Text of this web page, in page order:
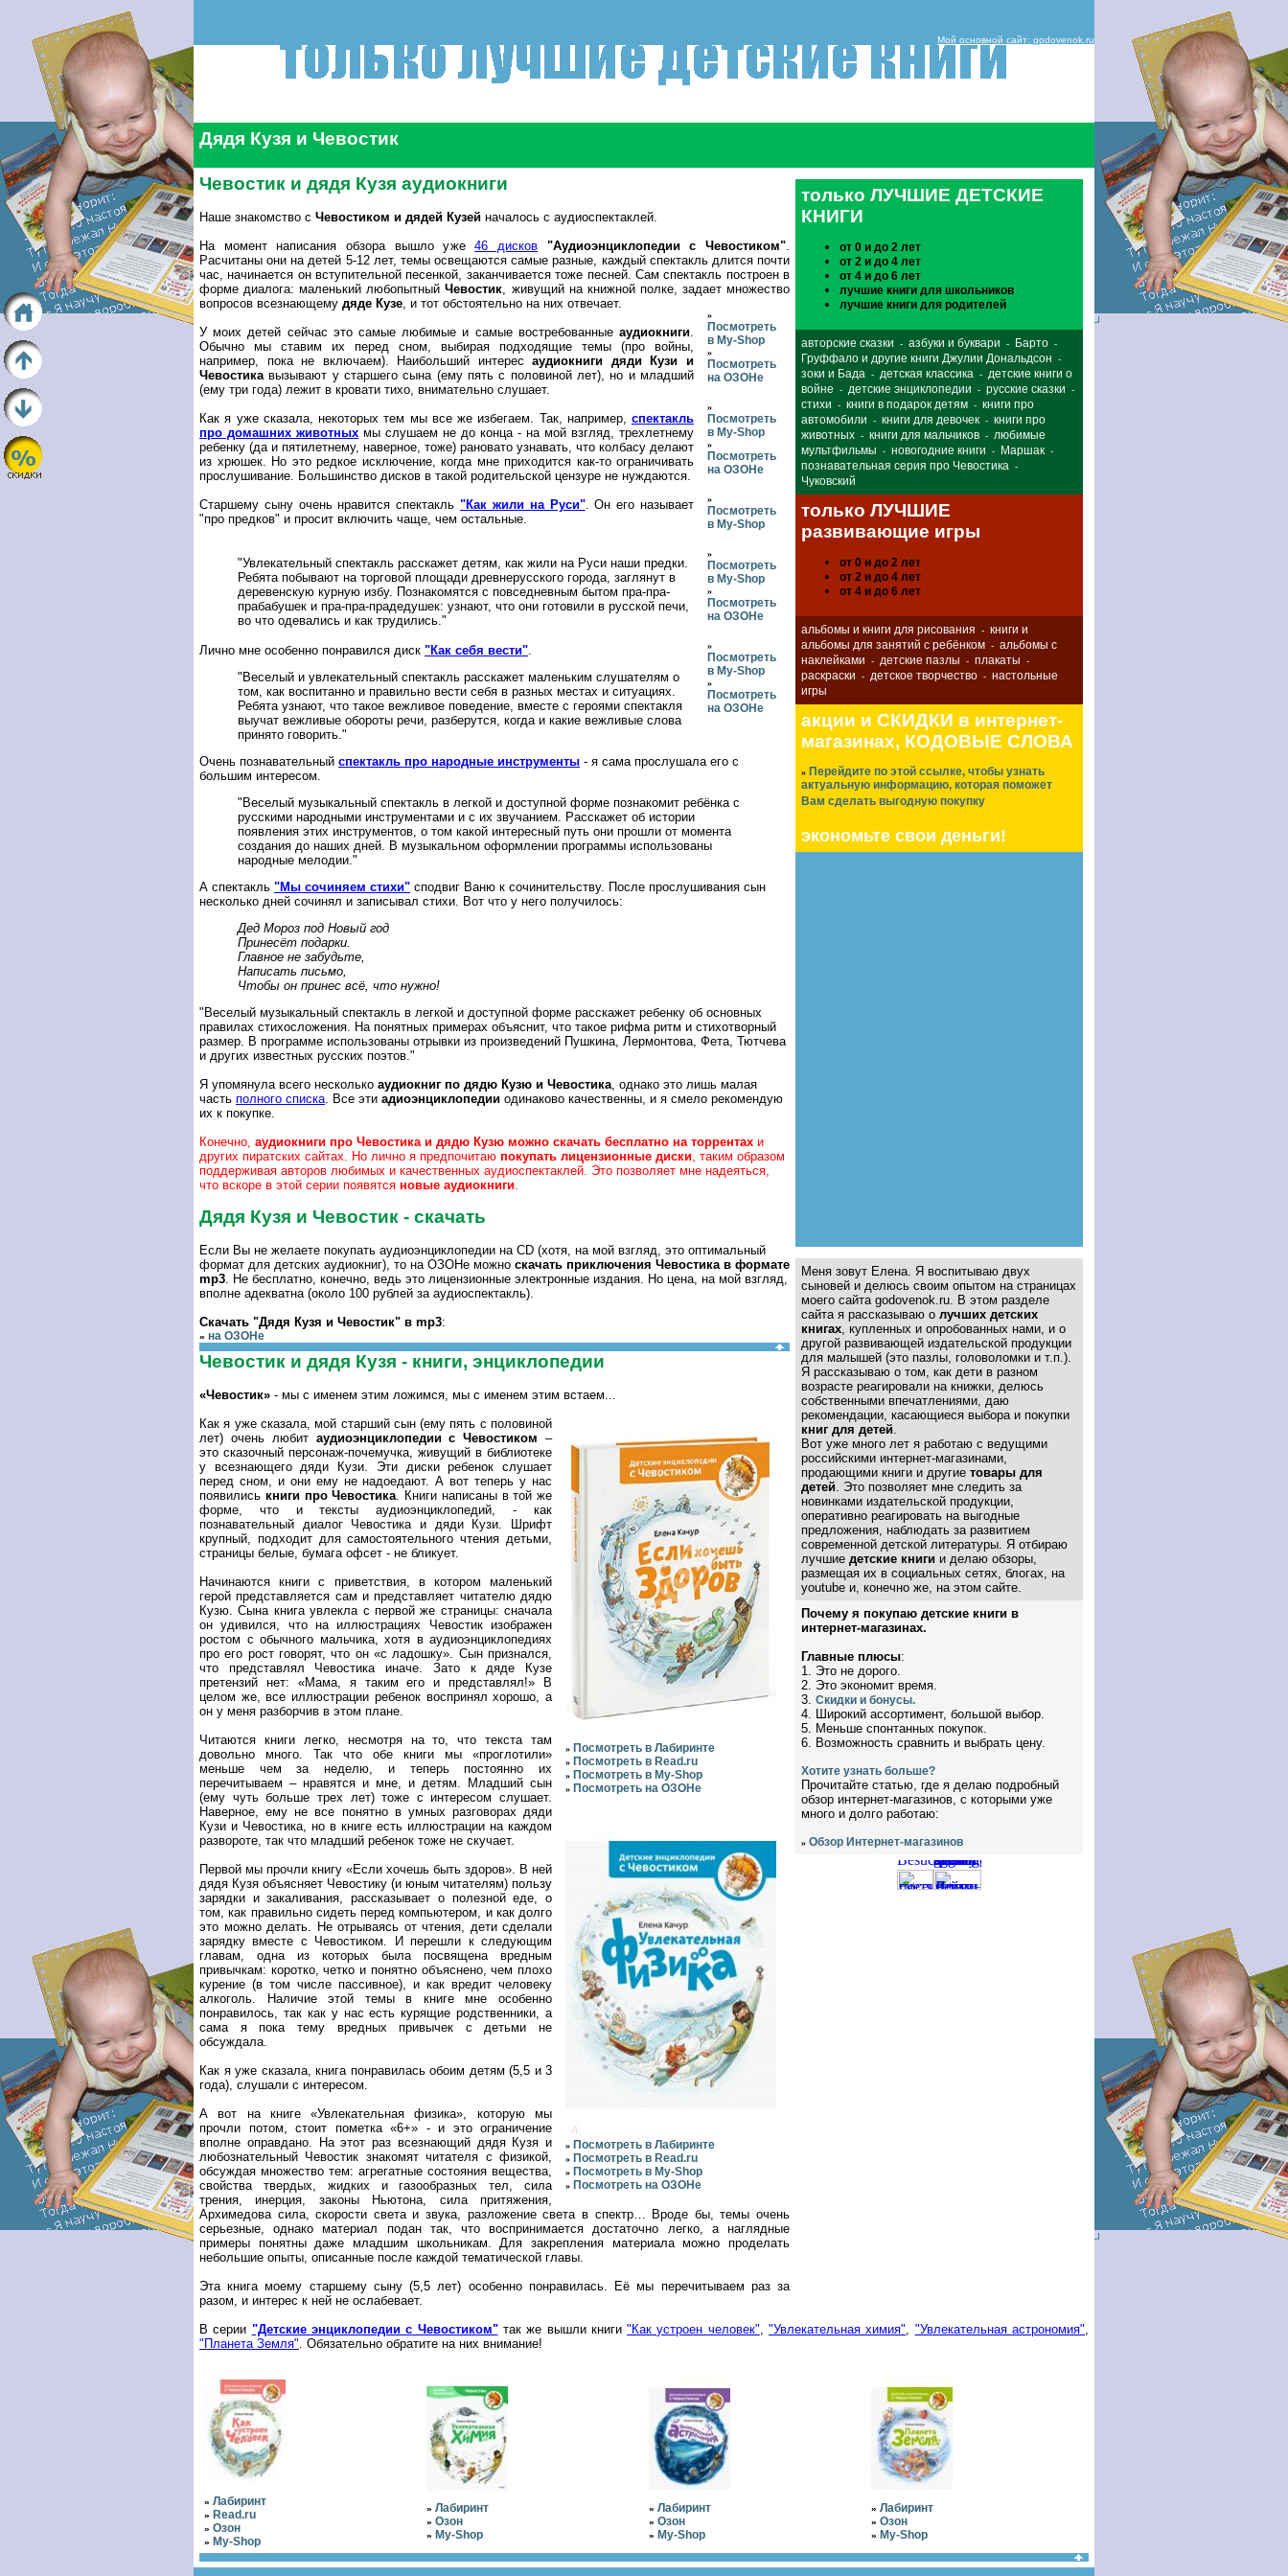
Мой основной сайт: godovenok.ru
Дядя Кузя и Чевостик
только ЛУЧШИЕ ДЕТСКИЕ
КНИГИ
от 0 и до 2 лет
от 2 и до 4 лет
от 4 и до 6 лет
лучшие книги для школьников
лучшие книги для родителей
авторские сказки - азбуки и буквари - Барто -
Груффало и другие книги Джулии Дональдсон -
зоки и Бада - детская классика - детские книги о
войне - детские энциклопедии - русские сказки -
стихи - книги в подарок детям - книги про
автомобили - книги для девочек - книги про
животных - книги для мальчиков - любимые
мультфильмы - новогодние книги - Маршак -
познавательная серия про Чевостика -
Чуковский
только ЛУЧШИЕ
развивающие игры
от 0 и до 2 лет
от 2 и до 4 лет
от 4 и до 6 лет
альбомы и книги для рисования - книги и
альбомы для занятий с ребёнком - альбомы с
наклейками - детские пазлы - плакаты -
раскраски - детское творчество - настольные
игры
акции и СКИДКИ в интернет-
магазинах, КОДОВЫЕ СЛОВА
» Перейдите по этой ссылке, чтобы узнать
актуальную информацию, которая поможет
Вам сделать выгодную покупку
экономьте свои деньги!
Меня зовут Елена. Я воспитываю двух
сыновей и делюсь своим опытом на страницах
моего сайта godovenok.ru. В этом разделе
сайта я рассказываю о лучших детских
книгах, купленных и опробованных нами, и о
другой развивающей издательской продукции
для малышей (это пазлы, головоломки и т.п.).
Я рассказываю о том, как дети в разном
возрасте реагировали на книжки, делюсь
собственными впечатлениями, даю
рекомендации, касающиеся выбора и покупки
книг для детей.
Вот уже много лет я работаю с ведущими
российскими интернет-магазинами,
продающими книги и другие товары для
детей. Это позволяет мне следить за
новинками издательской продукции,
оперативно реагировать на выгодные
предложения, наблюдать за развитием
современной детской литературы. Я отбираю
лучшие детские книги и делаю обзоры,
размещая их в социальных сетях, блогах, на
youtube и, конечно же, на этом сайте.
Почему я покупаю детские книги в
интернет-магазинах.
Главные плюсы:
1. Это не дорого.
2. Это экономит время.
3. Скидки и бонусы.
4. Широкий ассортимент, большой выбор.
5. Меньше спонтанных покупок.
6. Возможность сравнить и выбрать цену.
Хотите узнать больше?
Прочитайте статью, где я делаю подробный
обзор интернет-магазинов, с которыми уже
много и долго работаю:
» Обзор Интернет-магазинов
Чевостик и дядя Кузя аудиокниги
Наше знакомство с Чевостиком и дядей Кузей началось с аудиоспектаклей.
На момент написания обзора вышло уже46 дисков "Аудиоэнциклопедии с Чевостиком".
Расчитаны они на детей 5-12 лет, темы освещаются самые разные, каждый спектакль длится почти
час, начинается он вступительной песенкой, заканчивается тоже песней. Сам спектакль построен в
форме диалога: маленький любопытныйЧевостик, живущий на книжной полке, задает множество
вопросов всезнающему дяде Кузе, и тот обстоятельно на них отвечает.
»
Посмотреть
в My-Shop
»
Посмотреть
на ОЗОНе
»
Посмотреть
в My-Shop
»
Посмотреть
на ОЗОНе
»
Посмотреть
в My-Shop
»
Посмотреть
в My-Shop
»
Посмотреть
на ОЗОНе
»
Посмотреть
в My-Shop
»
Посмотреть
на ОЗОНе
У моих детей сейчас это самые любимые и самые востребованные аудиокниги.
Обычно мы ставим их перед сном, выбирая подходящие темы (про войны,
например, пока не включаем). Наибольший интересаудиокниги дяди Кузи и
Чевостикавызывают у старшего сына (ему пять с половиной лет), но и младший
(ему три года) лежит в кровати тихо, внимательно слушает.
Как я уже сказала, некоторых тем мы все же избегаем. Так, например, спектакль
про домашних животных мы слушаем не до конца - на мой взгляд, трехлетнему
ребенку (да и пятилетнему, наверное, тоже) рановато узнавать, что колбасу делают
из хрюшек. Но это редкое исключение, когда мне приходится как-то ограничивать
прослушивание. Большинство дисков в такой родительской цензуре не нуждаются.
Старшему сыну очень нравится спектакль"Как жили на Руси". Он его называет
"про предков" и просит включить чаще, чем остальные.
"Увлекательный спектакль расскажет детям, как жили на Руси наши предки.
Ребята побывают на торговой площади древнерусского города, заглянут в
деревенскую курную избу. Познакомятся с повседневным бытом пра-пра-
прабабушек и пра-пра-прадедушек: узнают, что они готовили в русской печи,
во что одевались и как трудились."
Лично мне особенно понравился диск "Как себя вести".
"Веселый и увлекательный спектакль расскажет маленьким слушателям о
том, как воспитанно и правильно вести себя в разных местах и ситуациях.
Ребята узнают, что такое вежливое поведение, вместе с героями спектакля
выучат вежливые обороты речи, разберутся, когда и какие вежливые слова
принято говорить."
Очень познавательный спектакль про народные инструменты - я сама прослушала его с
большим интересом.
"Веселый музыкальный спектакль в легкой и доступной форме познакомит ребёнка с
русскими народными инструментами и с их звучанием. Расскажет об истории
появления этих инструментов, о том какой интересный путь они прошли от момента
создания до наших дней. В музыкальном оформлении программы использованы
народные мелодии."
А спектакль "Мы сочиняем стихи" сподвиг Ваню к сочинительству. После прослушивания сын
несколько дней сочинял и записывал стихи. Вот что у него получилось:
Дед Мороз под Новый год
Принесёт подарки.
Главное не забудьте,
Написать письмо,
Чтобы он принес всё, что нужно!
"Веселый музыкальный спектакль в легкой и доступной форме расскажет ребенку об основных
правилах стихосложения. На понятных примерах объяснит, что такое рифма ритм и стихотворный
размер. В программе использованы отрывки из произведений Пушкина, Лермонтова, Фета, Тютчева
и других известных русских поэтов."
Я упомянула всего несколько аудиокниг по дядю Кузю и Чевостика, однако это лишь малая
часть полного списка. Все эти адиоэнциклопедии одинаково качественны, и я смело рекомендую
их к покупке.
Конечно, аудиокниги про Чевостика и дядю Кузю можно скачать бесплатно на торрентах и
других пиратских сайтах. Но лично я предпочитаю покупать лицензионные диски, таким образом
поддерживая авторов любимых и качественных аудиоспектаклей. Это позволяет мне надеяться,
что вскоре в этой серии появятся новые аудиокниги.
Дядя Кузя и Чевостик - скачать
Если Вы не желаете покупать аудиоэнциклопедии на CD (хотя, на мой взгляд, это оптимальный
формат для детских аудиокниг), то на ОЗОНе можно скачать приключения Чевостика в формате
mp3 . Не бесплатно, конечно, ведь это лицензионные электронные издания. Но цена, на мой взгляд,
вполне адекватна (около 100 рублей за аудиоспектакль).
Скачать "Дядя Кузя и Чевостик" в mp3:
» на ОЗОНе
Чевостик и дядя Кузя - книги, энциклопедии
«Чевостик» - мы с именем этим ложимся, мы с именем этим встаем...
» Посмотреть в Лабиринте
» Посмотреть в Read.ru
» Посмотреть в My-Shop
» Посмотреть на ОЗОНе
» Посмотреть в Лабиринте
» Посмотреть в Read.ru
» Посмотреть в My-Shop
» Посмотреть на ОЗОНе
Как я уже сказала, мой старший сын (ему пять с половиной
лет) очень любит аудиоэнциклопедии с Чевостиком –
это сказочный персонаж-почемучка, живущий в библиотеке
у всезнающего дяди Кузи. Эти диски ребенок слушает
перед сном, и они ему не надоедают. А вот теперь у нас
появились книги про Чевостика. Книги написаны в той же
форме, что и тексты аудиоэнциклопедий, - как
познавательный диалог Чевостика и дяди Кузи. Шрифт
крупный, подходит для самостоятельного чтения детьми,
страницы белые, бумага офсет - не бликует.
Начинаются книги с приветствия, в котором маленький
герой представляется сам и представляет читателю дядю
Кузю. Сына книга увлекла с первой же страницы: сначала
он удивился, что на иллюстрациях Чевостик изображен
ростом с обычного мальчика, хотя в аудиоэнциклопедиях
про его рост говорят, что он «с ладошку». Сын признался,
что представлял Чевостика иначе. Зато к дяде Кузе
претензий нет: «Мама, я таким его и представлял!» В
целом же, все иллюстрации ребенок воспринял хорошо, а
он у меня разборчив в этом плане.
Читаются книги легко, несмотря на то, что текста там
довольно много. Так что обе книги мы «проглотили»
меньше чем за неделю, и теперь постоянно их
перечитываем – нравятся и мне, и детям. Младший сын
(ему чуть больше трех лет) тоже с интересом слушает.
Наверное, ему не все понятно в умных разговорах дяди
Кузи и Чевостика, но в книге есть иллюстрации на каждом
развороте, так что младший ребенок тоже не скучает.
Первой мы прочли книгу «Если хочешь быть здоров». В ней
дядя Кузя объясняет Чевостику (и юным читателям) пользу
зарядки и закаливания, рассказывает о полезной еде, о
том, как правильно сидеть перед компьютером, и как долго
это можно делать. Не отрываясь от чтения, дети сделали
зарядку вместе с Чевостиком. И перешли к следующим
главам, одна из которых была посвящена вредным
привычкам: коротко, четко и понятно объяснено, чем плохо
курение (в том числе пассивное), и как вредит человеку
алкоголь. Наличие этой темы в книге мне особенно
понравилось, так как у нас есть курящие родственники, а
сама я пока тему вредных привычек с детьми не
обсуждала.
Как я уже сказала, книга понравилась обоим детям (5,5 и 3
года), слушали с интересом.
А вот на книге «Увлекательная физика», которую мы
прочли потом, стоит пометка «6+» - и это ограничение
вполне оправдано. На этот раз всезнающий дядя Кузя и
любознательный Чевостик знакомят читателя с физикой,
обсуждая множество тем: агрегатные состояния вещества,
свойства твердых, жидких и газообразных тел, сила
трения, инерция, законы Ньютона, сила притяжения,
Архимедова сила, скорости света и звука, разложение света в спектр… Вроде бы, темы очень
серьезные, однако материал подан так, что воспринимается достаточно легко, а наглядные
примеры понятны даже младшим школьникам. Для закрепления материала можно проделать
небольшие опыты, описанные после каждой тематической главы.
Эта книга моему старшему сыну (5,5 лет) особенно понравилась. Её мы перечитываем раз за
разом, и интерес к ней не ослабевает.
В серии "Детские энциклопедии с Чевостиком"так же вышли книги"Как устроен человек","Увлекательная химия", "Увлекательная астрономия",
"Планета Земля". Обязательно обратите на них внимание!
» Лабиринт
» Read.ru
» Озон
» My-Shop
» Лабиринт
» Озон
» My-Shop
» Лабиринт
» Озон
» My-Shop
» Лабиринт
» Озон
» My-Shop